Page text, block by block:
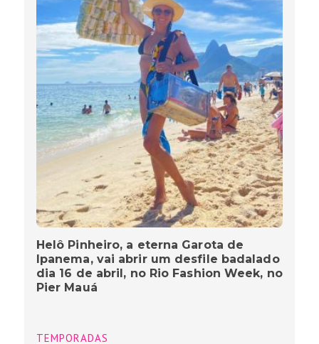
Helô Pinheiro, a eterna Garota de
Ipanema, vai abrir um desfile badalado
dia 16 de abril, no Rio Fashion Week, no
Pier Mauá
TEMPORADAS